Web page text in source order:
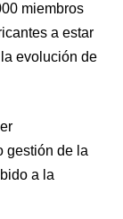
miembros
a estar
evolución de
gestión de la
a la